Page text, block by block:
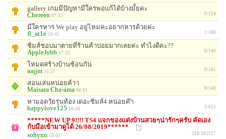
gallery เกมมีปัญหามีใครพอแก้ได้บ้างมั้ยคะ
Chereen 07:12 0/124
มีใครหาร We play อยู่ไหมคะอยากหารด้วยค่ะ
fl_at1e 16:45 1/180
ซิมส์ชอบมาตายที่ร้านค้าบ่อยมากเลยค่ะ ทำไงดีคะ??
AppleJubb 17:32 0/140
โหมดสร้างบ้านซ้อนกัน
aajjm 15:57 0/165
สอนเล่นหน่อยค้าา
Maisara Cha-ama 06:01 0/140
หามอดวัยรุ่นท้อง เดอะซิมส์4 หน่อยค๊า
happylove125 16:58 2/621
*****NEW UP 9!!!! TS4 แจกของแต่งบ้านสวยๆน่ารักๆครับ คัดเอง
กับมือเข้ามาดูได้ 26/08/2019******
sohyun 20:01 318/181927